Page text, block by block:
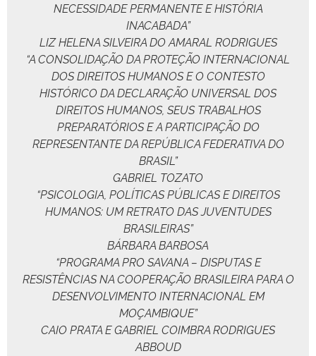
NECESSIDADE PERMANENTE E HISTÓRIA
INACABADA”
LIZ HELENA SILVEIRA DO AMARAL RODRIGUES
“A CONSOLIDAÇÃO DA PROTEÇÃO INTERNACIONAL
DOS DIREITOS HUMANOS E O CONTESTO
HISTÓRICO DA DECLARAÇÃO UNIVERSAL DOS
DIREITOS HUMANOS, SEUS TRABALHOS
PREPARATÓRIOS E A PARTICIPAÇÃO DO
REPRESENTANTE DA REPÚBLICA FEDERATIVA DO
BRASIL”
GABRIEL TOZATO
“PSICOLOGIA, POLÍTICAS PÚBLICAS E DIREITOS
HUMANOS: UM RETRATO DAS JUVENTUDES
BRASILEIRAS”
BÁRBARA BARBOSA
“PROGRAMA PRO SAVANA – DISPUTAS E
RESISTÊNCIAS NA COOPERAÇÃO BRASILEIRA PARA O
DESENVOLVIMENTO INTERNACIONAL EM
MOÇAMBIQUE”
CAIO PRATA E GABRIEL COIMBRA RODRIGUES
ABBOUD